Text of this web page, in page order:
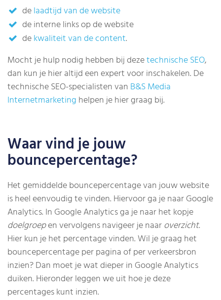
delaadtijd van de website
de interne links op de website
dekwaliteit van de content.
Mocht je hulp nodig hebben bij dezetechnische SEO,
dan kun je hier altijd een expert voor inschakelen. De
technische SEO-specialisten van B&S Media
Internetmarketing helpen je hier graag bij.
Waar vind je jouw
bouncepercentage?
Het gemiddelde bouncepercentage van jouw website
is heel eenvoudig te vinden. Hiervoor ga je naar Google
Analytics. In Google Analytics ga je naar het kopje
doelgroepen vervolgens navigeer je naaroverzicht.
Hier kun je het percentage vinden. Wil je graag het
bouncepercentage per pagina of per verkeersbron
inzien? Dan moet je wat dieper in Google Analytics
duiken. Hieronder leggen we uit hoe je deze
percentages kunt inzien.